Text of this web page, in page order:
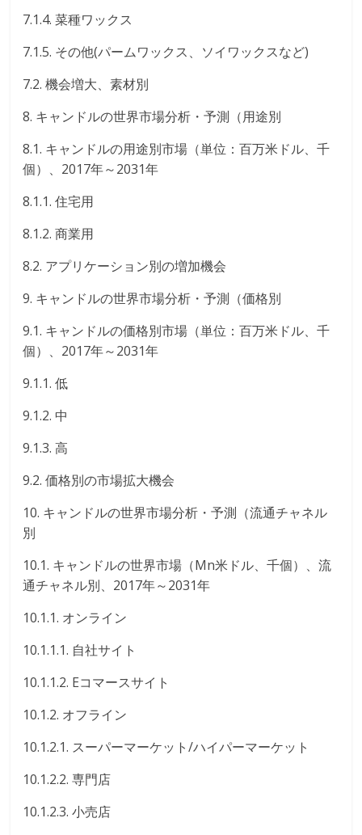
7.1.4. 菜種ワックス
7.1.5. その他(パームワックス、ソイワックスなど)
7.2. 機会増大、素材別
8. キャンドルの世界市場分析・予測（用途別
8.1. キャンドルの用途別市場（単位：百万米ドル、千
個）、2017年～2031年
8.1.1. 住宅用
8.1.2. 商業用
8.2. アプリケーション別の増加機会
9. キャンドルの世界市場分析・予測（価格別
9.1. キャンドルの価格別市場（単位：百万米ドル、千
個）、2017年～2031年
9.1.1. 低
9.1.2. 中
9.1.3. 高
9.2. 価格別の市場拡大機会
10. キャンドルの世界市場分析・予測（流通チャネル
別
10.1. キャンドルの世界市場（Mn米ドル、千個）、流
通チャネル別、2017年～2031年
10.1.1. オンライン
10.1.1.1. 自社サイト
10.1.1.2. Eコマースサイト
10.1.2. オフライン
10.1.2.1. スーパーマーケット/ハイパーマーケット
10.1.2.2. 専門店
10.1.2.3. 小売店